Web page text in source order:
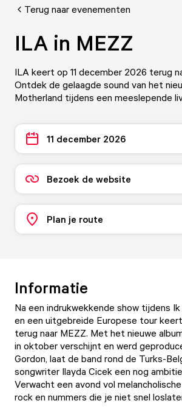
Terug naar evenementen
ILA in MEZZ
ILA keert op 11 december 2026 terug
Ontdek de gelaagde sound van het
Motherland tijdens een meeslepende
11 december 2026
Bezoek de website
Plan je route
Informatie
Na een indrukwekkende show tijdens
en een uitgebreide Europese tour
terug naar MEZZ. Met het nieuwe
in oktober verschijnt en werd
Gordon, laat de band rond de Turks-
songwriter Ilayda Cicek een nog
Verwacht een avond vol
rock en nummers die je niet snel